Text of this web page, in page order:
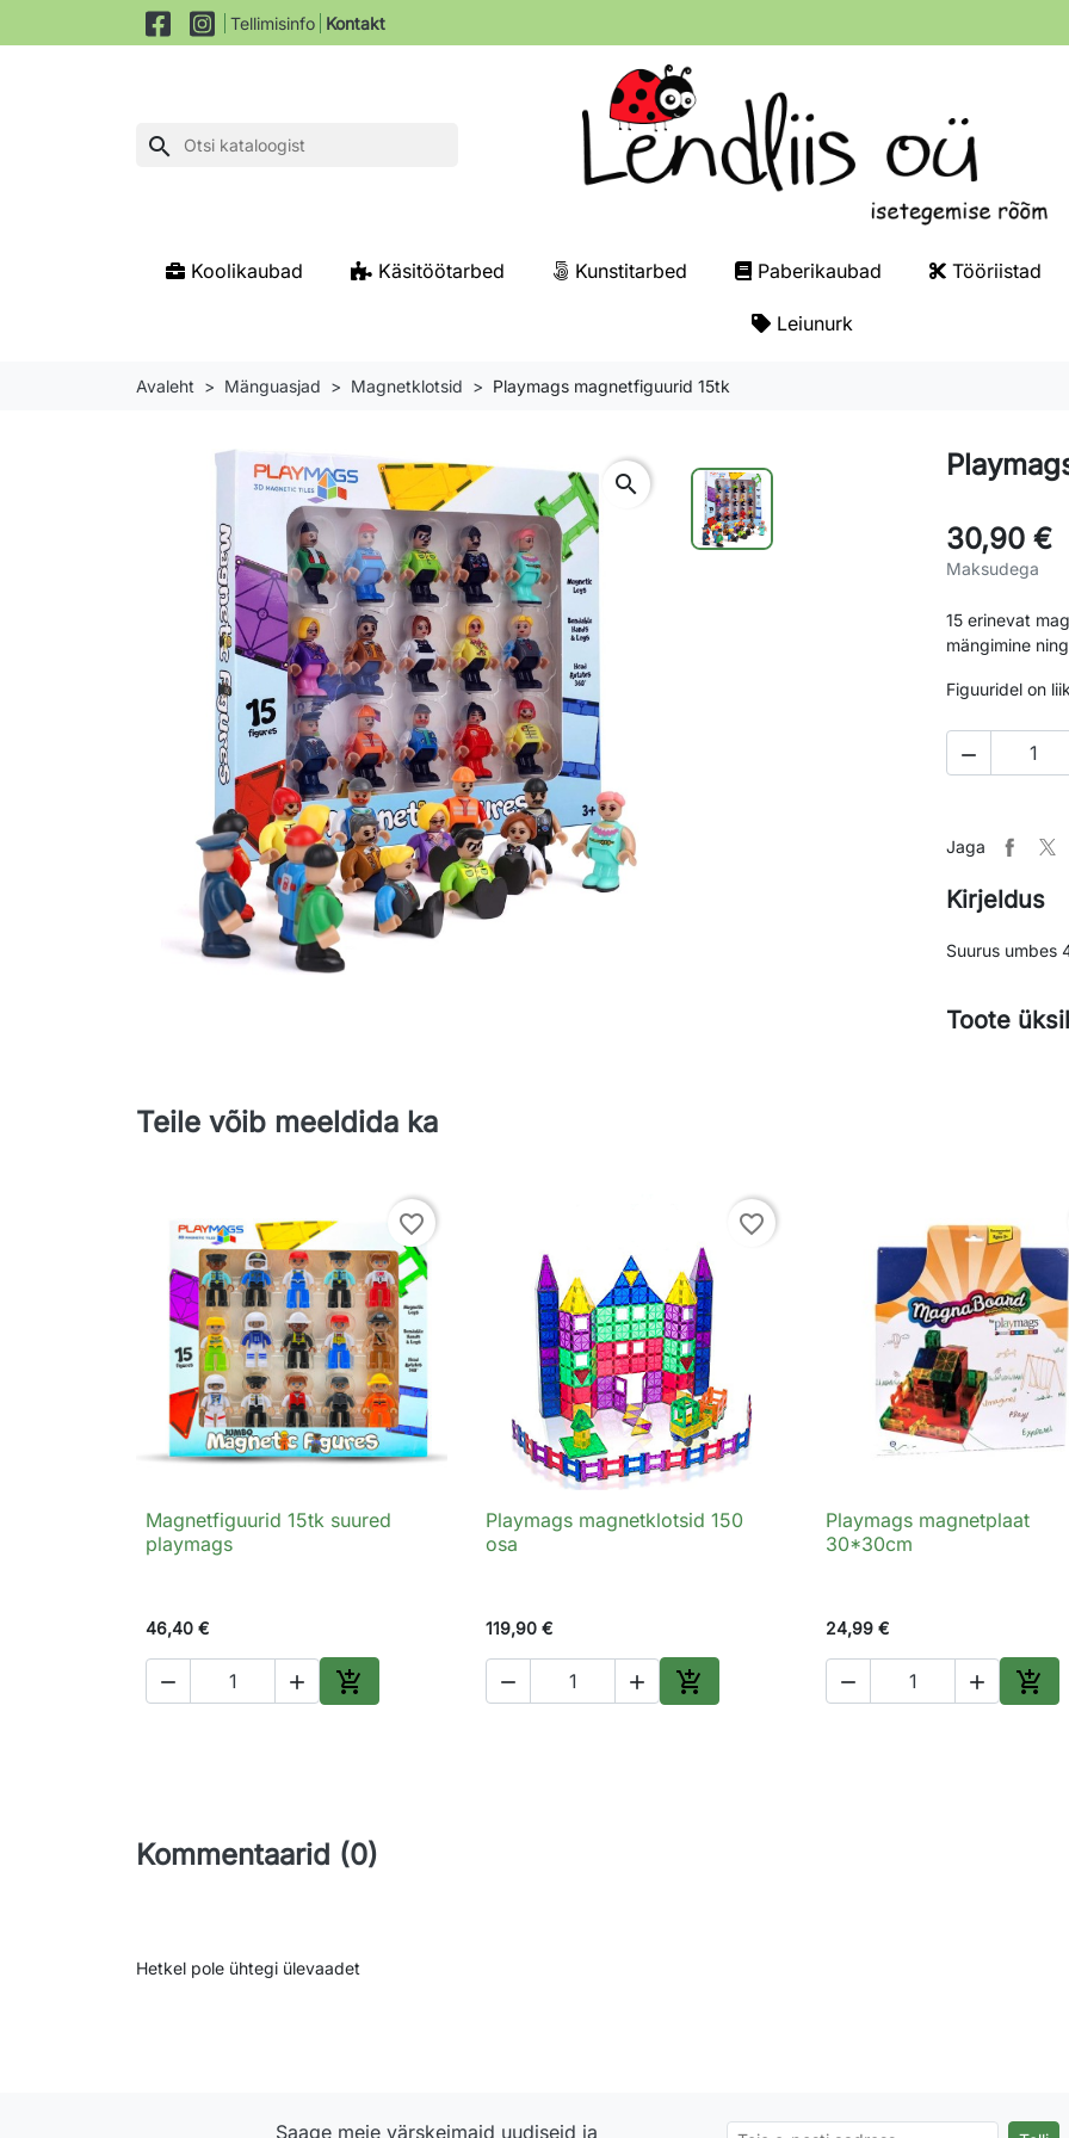
Tellimisinfo Kontakt
search
Koolikaubad Käsitöötarbed Kunstitarbed Paberikaubad Tööriistad
Leiunurk
Avaleht Mänguasjad Magnetklotsid Playmags magnetfiguurid 15tk
search
30,90 €
Maksudega
15 erinevat
mängimine
Figuuridel on

Jaga
Kirjeldus
Suurus umbes
Toote
Teile võib meeldida ka
favorite_border
 Kiirvaade
Magnetfiguurid 15tk suured
playmags
46,40 €
  
Lisa ostukorvi
favorite_border
 Kiirvaade
Playmags magnetklotsid 150
osa
119,90 €
  
Lisa ostukorvi
 Kiirvaade
Playmags magnetplaat
30*30cm
24,99 €
  
Lisa
Kommentaarid (0)
Hetkel pole ühtegi ülevaadet
Saage meie värskeimaid uudiseid ja